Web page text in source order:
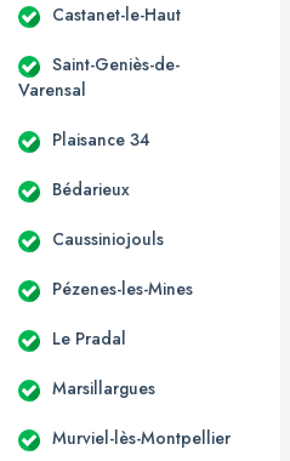
Castanet-le-Haut
Saint-Geniès-de-
Varensal
Plaisance 34
Bédarieux
Caussiniojouls
Pézenes-les-Mines
Le Pradal
Marsillargues
Murviel-lès-Montpellier